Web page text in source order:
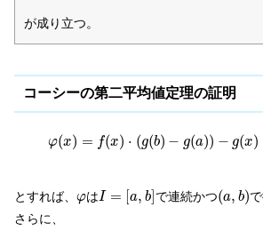
が成り立つ。
コーシーの第二平均値定理の証明
φ(x) = f(x) ⋅ (g(b) − g(a)) − g(x)
)= ( ⋅ g( b ( )) x ⋅(
とすれば、 φ
φはI = [a, b
I= ,b で連続かつ(a, b)
( b )
さらに、